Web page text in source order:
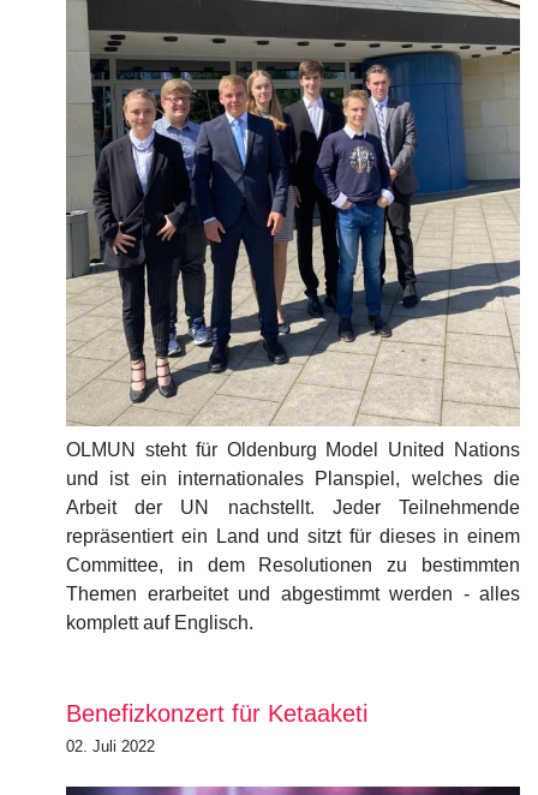
OLMUN steht für Oldenburg Model United Nations
und ist ein internationales Planspiel, welches die
Arbeit der UN nachstellt. Jeder Teilnehmende
repräsentiert ein Land und sitzt für dieses in einem
Committee, in dem Resolutionen zu bestimmten
Themen erarbeitet und abgestimmt werden - alles
komplett auf Englisch.
Benefizkonzert für Ketaaketi
02. Juli 2022